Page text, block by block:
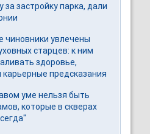
застройку парка, дали
чиновники увлечены
старцев: к ним
здоровье,
карьерные предсказания
уме нельзя быть
которые в скверах